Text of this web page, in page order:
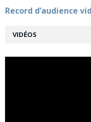
VIDÉOS